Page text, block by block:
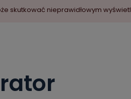
skutkować nieprawidłowym